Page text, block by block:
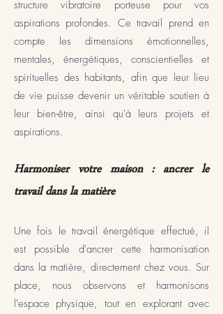
structure vibratoire porteuse pour vos
aspirations profondes. Ce travail prend en
compte les dimensions émotionnelles,
mentales, énergétiques, conscientielles et
spirituelles des habitants, afin que leur lieu
de vie puisse devenir un véritable soutien à
leur bien-être, ainsi qu'à leurs projets et
aspirations.​
Harmoniser votre maison : ancrer le
travail dans la matière
Une fois le travail énergétique effectué, il
est possible d'ancrer cette harmonisation
dans la matière, directement chez vous. Sur
place, nous observons et harmonisons
l'espace physique, tout en explorant avec